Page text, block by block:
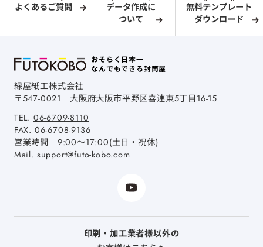
よくあるご質問
データ作成に
ついて
無料テンプレート
ダウンロード
おそらく日本一
なんでもできる封筒屋
緑屋紙工株式会社
〒547-0021 大阪府大阪市平野区喜連東5丁目16-15
TEL. 06-6709-8110
FAX. 06-6708-9136
営業時間 9:00～17:00(土日・祝休)
Mail. support@futo-kobo.com
印刷・加工業者様以外の